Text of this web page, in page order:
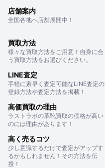
店舗案内
全国各地へ店舗展開中！
買取方法
様々な買取方法をご用意！自身に合
う買取方法をお選びください。
LINE査定
手軽に素早く査定可能なLINE査定の
登録方法や査定方法を掲載！
高価買取の理由
ラストラボの革靴買取の価格が高い
のには理由があります！
高く売るコツ
少し意識するだけで査定がアップす
るかもしれません！その方法を伝
授！